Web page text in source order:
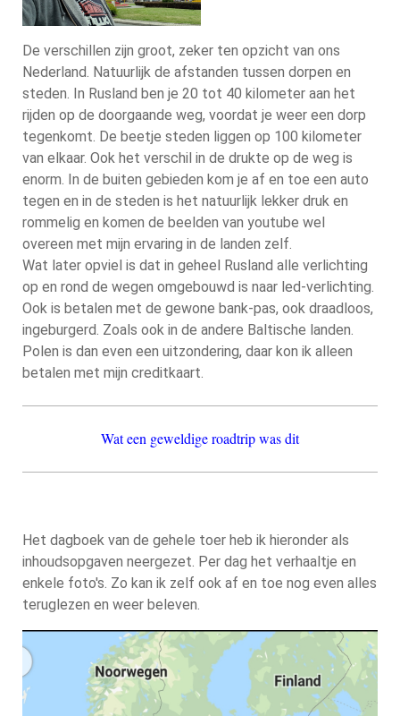
De verschillen zijn groot, zeker ten opzicht van ons
Nederland. Natuurlijk de afstanden tussen dorpen en
steden. In Rusland ben je 20 tot 40 kilometer aan het
rijden op de doorgaande weg, voordat je weer een dorp
tegenkomt. De beetje steden liggen op 100 kilometer
van elkaar. Ook het verschil in de drukte op de weg is
enorm. In de buiten gebieden kom je af en toe een auto
tegen en in de steden is het natuurlijk lekker druk en
rommelig en komen de beelden van youtube wel
overeen met mijn ervaring in de landen zelf.
Wat later opviel is dat in geheel Rusland alle verlichting
op en rond de wegen omgebouwd is naar led-verlichting.
Ook is betalen met de gewone bank-pas, ook draadloos,
ingeburgerd. Zoals ook in de andere Baltische landen.
Polen is dan even een uitzondering, daar kon ik alleen
betalen met mijn creditkaart.
Wat een geweldige roadtrip was dit
Het dagboek van de gehele toer heb ik hieronder als
inhoudsopgaven neergezet. Per dag het verhaaltje en
enkele foto's. Zo kan ik zelf ook af en toe nog even alles
teruglezen en weer beleven.